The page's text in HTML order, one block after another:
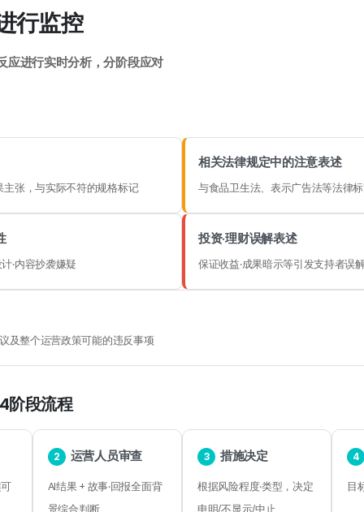
行监控
应进行实时分析，分阶段应对
主张，与实际不符的规格标记
相关法律规定中的注意表述
与食品卫生法、表示广告法等法律
·内容抄袭嫌疑
投资·理财误解表述
保证收益·成果暗示等引发支持者误
及整个运营政策可能的违反事项
阶段流程
2 运营人员审查
AI结果 + 故事·回报全面背
景综合判断
3 措施决定
根据风险程度·类型，决定
申明/不显示/中止
4
目